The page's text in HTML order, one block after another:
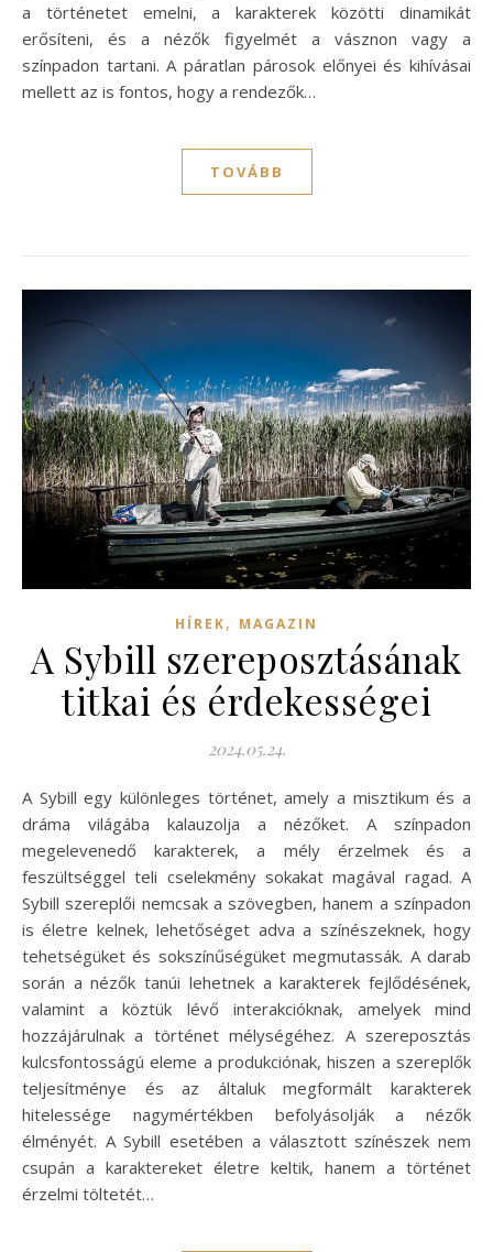
a történetet emelni, a karakterek közötti dinamikát
erősíteni, és a nézők figyelmét a vásznon vagy a
színpadon tartani. A páratlan párosok előnyei és kihívásai
mellett az is fontos, hogy a rendezők…
TOVÁBB
HÍREK, MAGAZIN
A Sybill szereposztásának
titkai és érdekességei
2024.05.24.
A Sybill egy különleges történet, amely a misztikum és a
dráma világába kalauzolja a nézőket. A színpadon
megelevenedő karakterek, a mély érzelmek és a
feszültséggel teli cselekmény sokakat magával ragad. A
Sybill szereplői nemcsak a szövegben, hanem a színpadon
is életre kelnek, lehetőséget adva a színészeknek, hogy
tehetségüket és sokszínűségüket megmutassák. A darab
során a nézők tanúi lehetnek a karakterek fejlődésének,
valamint a köztük lévő interakcióknak, amelyek mind
hozzájárulnak a történet mélységéhez. A szereposztás
kulcsfontosságú eleme a produkciónak, hiszen a szereplők
teljesítménye és az általuk megformált karakterek
hitelessége nagymértékben befolyásolják a nézők
élményét. A Sybill esetében a választott színészek nem
csupán a karaktereket életre keltik, hanem a történet
érzelmi töltetét…